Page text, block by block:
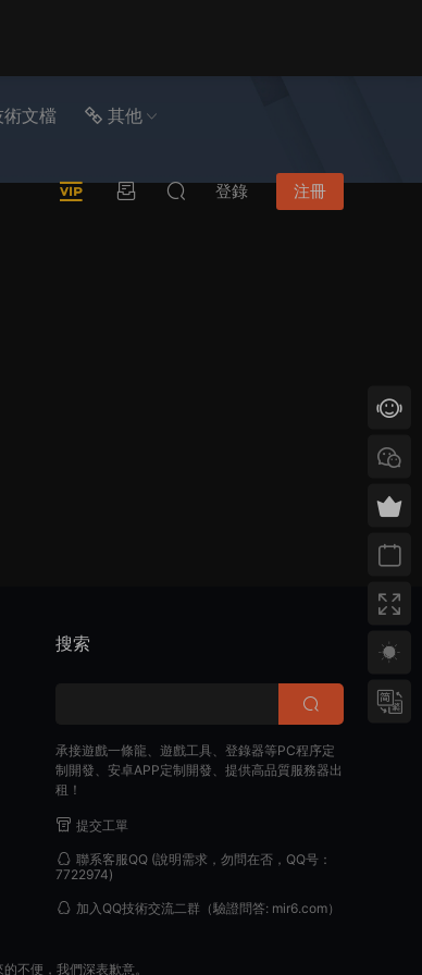
術文檔 其他
登錄 注冊
搜索
承接遊戲一條龍、遊戲工具、登錄器等PC程序定
制開發、安卓APP定制開發、提供高品質服務器出
租！
提交工單
聯系客服QQ(說明需求，勿問在否，QQ号：
7722974)
加入QQ技術交流二群（驗證問答: mir6.com）
不便，我們深表歉意。